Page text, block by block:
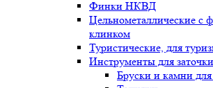
Финки НКВД
Цельнометаллические с
клинком
Туристические, для
Инструменты для
Бруски и камни для